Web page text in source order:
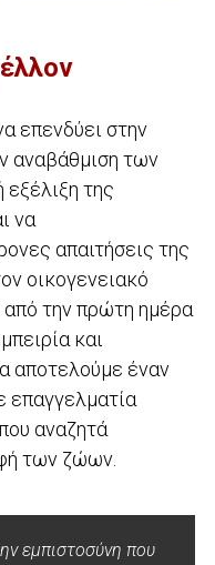
επενδύει στην
αναβάθμιση των
εξέλιξη της
να
απαιτήσεις της
οικογενειακό
από την πρώτη ημέρα
και
αποτελούμε έναν
επαγγελματία
αναζητά
των ζώων.
εμπιστοσύνη που